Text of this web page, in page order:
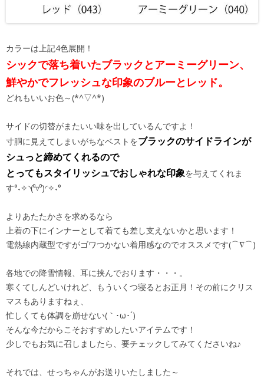
カラーは上記4色展開！
シックで落ち着いたブラックとアーミーグリーン、
鮮やかでフレッシュな印象のブルーとレッド。
どれもいいお色～(*^▽^*)
サイドの切替がまたいい味を出しているんですよ！
寸胴に見えてしまいがちなベストをブラックのサイドラインが
シュっと締めてくれるので
とってもスタイリッシュでおしゃれな印象を与えてくれま
す°˖✧◝(⁰▿⁰)◜✧˖°
よりあたたかさを求めるなら
上着の下にインナーとして着ても差し支えないかと思います！
電熱線内蔵型ですがゴワつかない着用感なのでオススメです(⌒∇⌒)
各地での降雪情報、耳に挟んでおります・・・。
寒くてしんどいけれど、もういくつ寝るとお正月！その前にクリス
マスもありますねぇ、
忙しくても体調を崩せない(｀･ω･´)
そんな今だからこそおすすめしたいアイテムです！
少しでもお気に召しましたら、要チェックしてみてくださいね♪
それでは、せっちゃんがお送りいたしました～